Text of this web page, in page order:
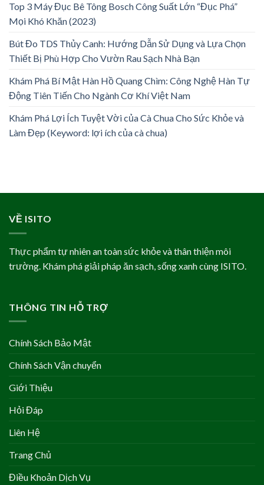
Top 3 Máy Đục Bê Tông Bosch Công Suất Lớn “Đục Phá”
Mọi Khó Khăn (2023)
Bút Đo TDS Thủy Canh: Hướng Dẫn Sử Dụng và Lựa Chọn
Thiết Bị Phù Hợp Cho Vườn Rau Sạch Nhà Bạn
Khám Phá Bí Mật Hàn Hồ Quang Chìm: Công Nghệ Hàn Tự
Động Tiên Tiến Cho Ngành Cơ Khí Việt Nam
Khám Phá Lợi Ích Tuyệt Vời của Cà Chua Cho Sức Khỏe và
Làm Đẹp (Keyword: lợi ích của cà chua)
VỀ ISITO
Thực phẩm tự nhiên an toàn sức khỏe và thân thiện môi
trường. Khám phá giải pháp ăn sạch, sống xanh cùng ISITO.
THÔNG TIN HỖ TRỢ
Chính Sách Bảo Mật
Chính Sách Vận chuyển
Giới Thiệu
Hỏi Đáp
Liên Hệ
Trang Chủ
Điều Khoản Dịch Vụ